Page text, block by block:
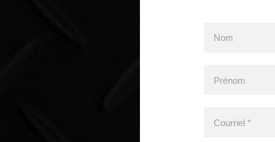
Nom
Prénom
Courriel *